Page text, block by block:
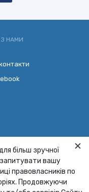
більш зручної
вашу
правовласників по
Продовжуючи
З НАМИ